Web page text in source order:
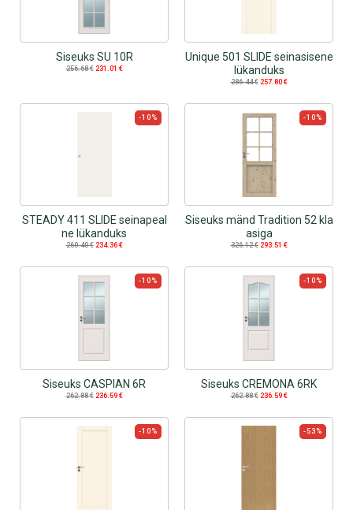
Siseuks SU 10R
256.68€ 231.01 €
Unique 501 SLIDE seinasisene
lükanduks
286.44€ 257.80 €
-10%
STEADY 411 SLIDE seinapeal
ne lükanduks
260.40€ 234.36 €
-10%
Siseuks mänd Tradition 52 kla
asiga
326.12€ 293.51 €
-10%
Siseuks CASPIAN 6R
262.88€ 236.59 €
-10%
Siseuks CREMONA 6RK
262.88€ 236.59 €
-10% -53%